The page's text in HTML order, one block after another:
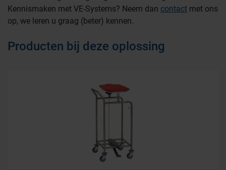
Kennismaken met VE-Systems? Neem dan contact met ons
op, we leren u graag (beter) kennen.
Producten bij deze oplossing